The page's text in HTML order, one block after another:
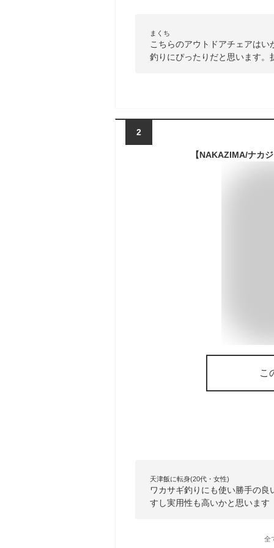
まくち
こちらのアウトドアチェアは
釣りにぴったりだと思います
2
こ
天津飯に転身(20代・女性)
ワカサギ釣りにも使い勝手の
すし実用性も高いかと思います
全